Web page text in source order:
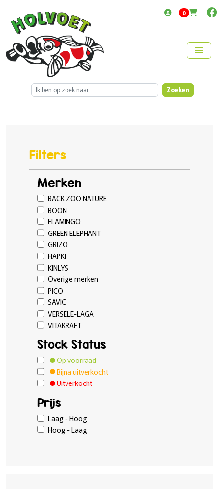
0items in cart
menu
Zoeken
Filters
Merken
BACK ZOO NATURE
BOON
FLAMINGO
GREEN ELEPHANT
GRIZO
HAPKI
KINLYS
Overige merken
PICO
SAVIC
VERSELE-LAGA
VITAKRAFT
Stock Status
Op voorraad
Bijna uitverkocht
Uitverkocht
Prijs
Laag - Hoog
Hoog - Laag